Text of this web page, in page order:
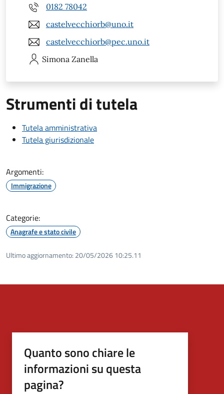
0182 78042
castelvecchiorb@uno.it
castelvecchiorb@pec.uno.it
Simona Zanella
Strumenti di tutela
Tutela amministrativa
Tutela giurisdizionale
Argomenti:
Immigrazione
Categorie:
Anagrafe e stato civile
Ultimo aggiornamento: 20/05/2026 10:25.11
Quanto sono chiare le
informazioni su questa
pagina?